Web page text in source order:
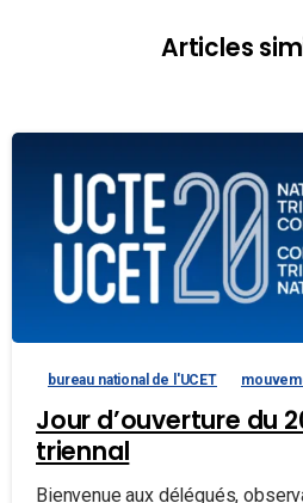
Articles
bureau national de l'UCET
Jour d’ouverture du
triennal
Bienvenue aux délégués,